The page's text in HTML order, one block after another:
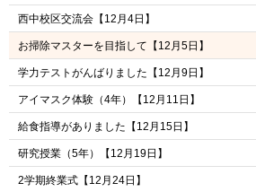
西中校区交流会【12月4日】
お掃除マスターを目指して【12月5日】
学力テストがんばりました【12月9日】
アイマスク体験（4年）【12月11日】
給食指導がありました【12月15日】
研究授業（5年）【12月19日】
2学期終業式【12月24日】